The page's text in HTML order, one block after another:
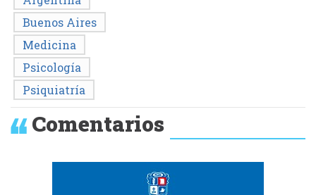
Buenos Aires
Medicina
Psicología
Psiquiatría
Comentarios